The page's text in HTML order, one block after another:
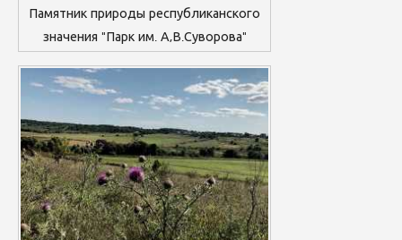
Памятник природы республиканского
значения "Парк им. А,В.Суворова"